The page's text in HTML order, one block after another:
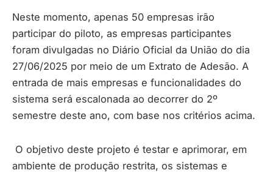
Neste momento, apenas 50 empresas irão
participar do piloto, as empresas participantes
foram divulgadas no Diário Oficial da União do dia
27/06/2025 por meio de um Extrato de Adesão. A
entrada de mais empresas e funcionalidades do
sistema será escalonada ao decorrer do 2º
semestre deste ano, com base nos critérios acima.
O objetivo deste projeto é testar e aprimorar, em
ambiente de produção restrita, os sistemas e